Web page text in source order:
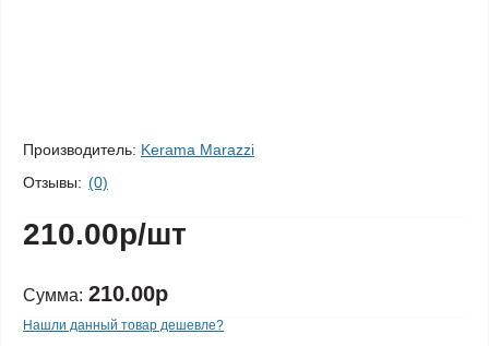
Производитель: Kerama Marazzi
Отзывы: (0)
210.00р/шт
Сумма: 210.00р
Нашли данный товар дешевле?